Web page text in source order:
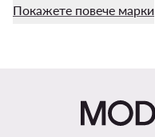
Покажете повече марки